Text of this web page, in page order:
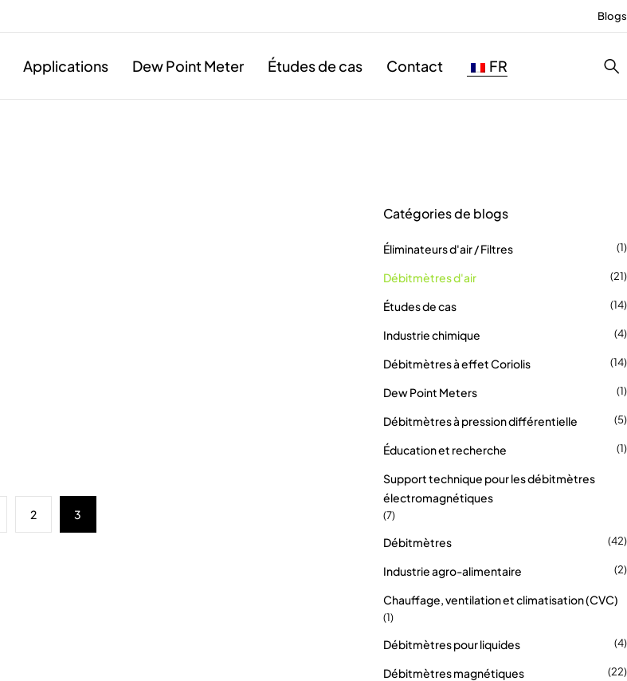
Blogs
Applications Dew Point Meter Études de cas Contact FR
2 3
Catégories de blogs
Éliminateurs d'air / Filtres (1)
Débitmètres d'air (21)
Études de cas (14)
Industrie chimique (4)
Débitmètres à effet Coriolis (14)
Dew Point Meters (1)
Débitmètres à pression différentielle (5)
Éducation et recherche (1)
Support technique pour les débitmètres
électromagnétiques
(7)
Débitmètres (42)
Industrie agro-alimentaire (2)
Chauffage, ventilation et climatisation (CVC)
(1)
Débitmètres pour liquides (4)
Débitmètres magnétiques (22)